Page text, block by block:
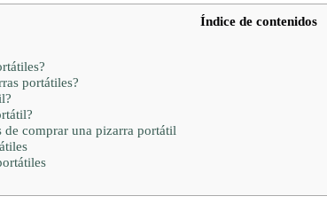
Índice de contenidos
portátiles?
de comprar una pizarra portátil